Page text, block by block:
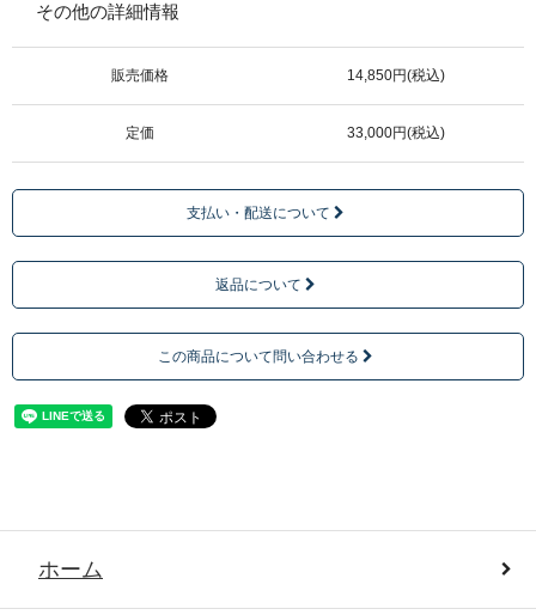
その他の詳細情報
販売価格 14,850円(税込)
定価 33,000円(税込)
支払い・配送について
返品について
この商品について問い合わせる
ホーム